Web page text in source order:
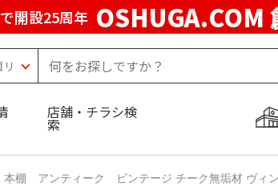
開設25周年 OSHUGA.COM
店舗・チラシ検
索
本棚 アンティーク ビンテージ チーク無垢材 ヴィ